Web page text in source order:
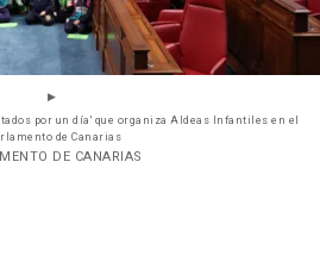
por un día' que organiza Aldeas Infantiles en el
de Canarias
DE CANARIAS